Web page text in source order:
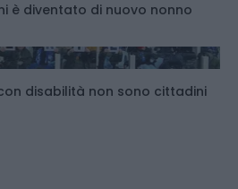
è diventato di nuovo nonno
disabilità non sono cittadini